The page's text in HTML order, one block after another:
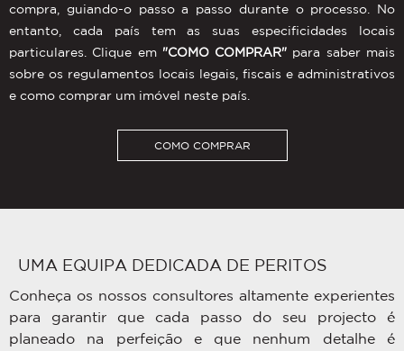
compra, guiando-o passo a passo durante o processo. No
entanto, cada país tem as suas especificidades locais
particulares. Clique em "COMO COMPRAR" para saber mais
sobre os regulamentos locais legais, fiscais e administrativos
e como comprar um imóvel neste país.
COMO COMPRAR
UMA EQUIPA DEDICADA DE PERITOS
Conheça os nossos consultores altamente experientes
para garantir que cada passo do seu projecto é
planeado na perfeição e que nenhum detalhe é